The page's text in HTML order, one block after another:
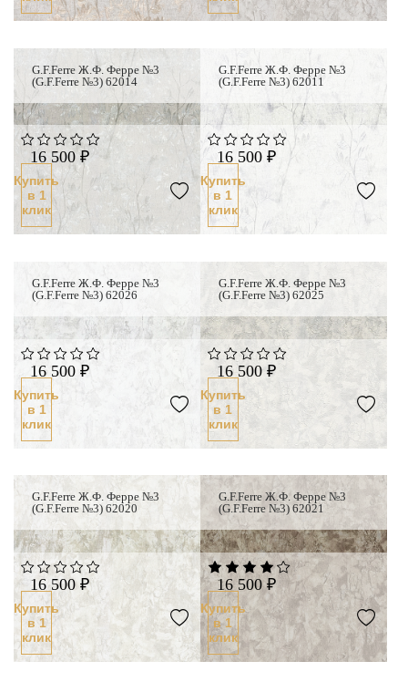
G.F.Ferre Ж.Ф. Ферре №3
(G.F.Ferre №3) 62014
16 500 ₽
Купить
в 1
клик
G.F.Ferre Ж.Ф. Ферре №3
(G.F.Ferre №3) 62011
16 500 ₽
Купить
в 1
клик
G.F.Ferre Ж.Ф. Ферре №3
(G.F.Ferre №3) 62026
16 500 ₽
Купить
в 1
клик
G.F.Ferre Ж.Ф. Ферре №3
(G.F.Ferre №3) 62025
16 500 ₽
Купить
в 1
клик
G.F.Ferre Ж.Ф. Ферре №3
(G.F.Ferre №3) 62020
16 500 ₽
Купить
в 1
клик
G.F.Ferre Ж.Ф. Ферре №3
(G.F.Ferre №3) 62021
16 500 ₽
Купить
в 1
клик